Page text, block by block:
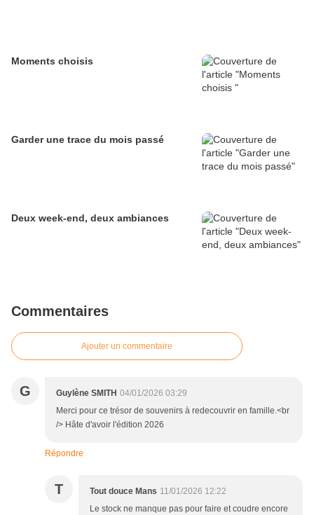
Moments choisis
Garder une trace du mois passé
Deux week-end, deux ambiances
Commentaires
Ajouter un commentaire
G Guylène SMITH 04/01/2026 03:29
Merci pour ce trésor de souvenirs à redecouvrir en famille.<br
/> Hâte d'avoir l'édition 2026
Répondre
T Tout douce Mans 11/01/2026 12:22
Le stock ne manque pas pour faire et coudre encore